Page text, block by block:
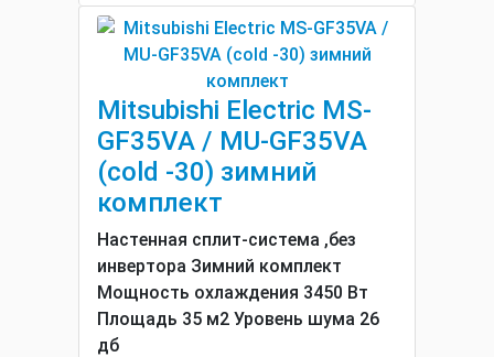
Mitsubishi Electric MS-
GF35VA / MU-GF35VA
(cold -30) зимний
комплект
Настенная сплит-система ,без
инвертора Зимний комплект
Мощность охлаждения 3450 Вт
Площадь 35 м2 Уровень шума 26
дб